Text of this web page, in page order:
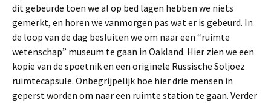
dit gebeurde toen we al op bed lagen hebben we niets
gemerkt, en horen we vanmorgen pas wat er is gebeurd. In
de loop van de dag besluiten we om naar een “ruimte
wetenschap” museum te gaan in Oakland. Hier zien we een
kopie van de spoetnik en een originele Russische Soljoez
ruimtecapsule. Onbegrijpelijk hoe hier drie mensen in
geperst worden om naar een ruimte station te gaan. Verder